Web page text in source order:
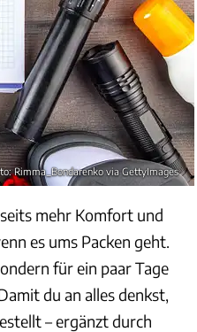
Rimma_Bondarenko via GettyImages
mehr Komfort und
es ums Packen geht.
für ein paar Tage
du an alles denkst,
– ergänzt durch